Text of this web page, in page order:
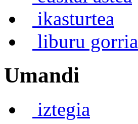
ikasturtea
liburu gorria
Umandi
iztegia